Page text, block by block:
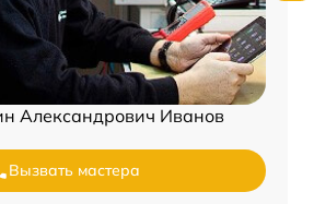
Александрович Иванов
Вызвать мастера